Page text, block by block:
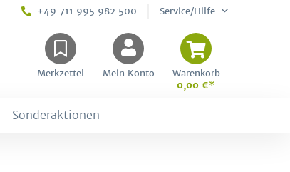
+49 711 995 982 500 Service/Hilfe
Merkzettel Mein Konto
Warenkorb
0,00 €*
Sonderaktionen